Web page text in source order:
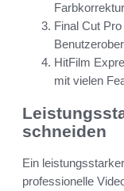
Final Cut
HitFilm
mit vielen
schneiden
Ein
professionelle